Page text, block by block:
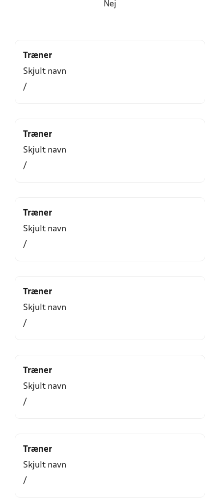
Nej
Træner
Skjult navn
/
Træner
Skjult navn
/
Træner
Skjult navn
/
Træner
Skjult navn
/
Træner
Skjult navn
/
Træner
Skjult navn
/